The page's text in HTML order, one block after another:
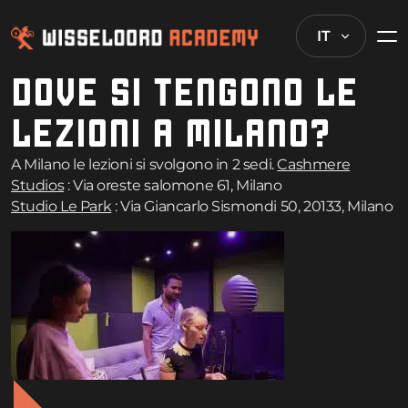
IT
DOVE SI TENGONO LE
LEZIONI A MILANO?
A Milano le lezioni si svolgono in 2 sedi.Cashmere
Studios: Via oreste salomone 61, Milano
Studio Le Park: Via Giancarlo Sismondi 50, 20133, Milano